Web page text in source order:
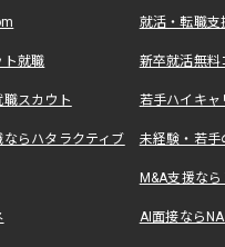
就活・転職
ト就職 新卒就活無料
スカウト 若手ハイキ
らハタラクティブ 未経験・若手
M&A支援な
AI面接なら